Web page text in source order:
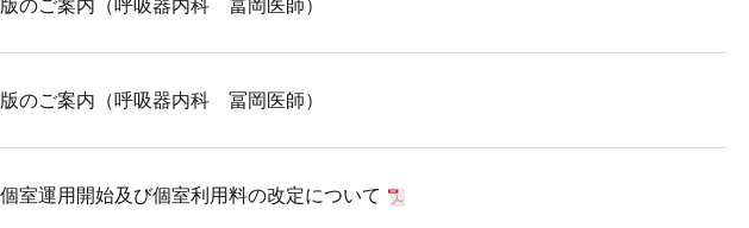
のご案内（呼吸器内科 冨岡医師）
のご案内（呼吸器内科 冨岡医師）
室運用開始及び個室利用料の改定について